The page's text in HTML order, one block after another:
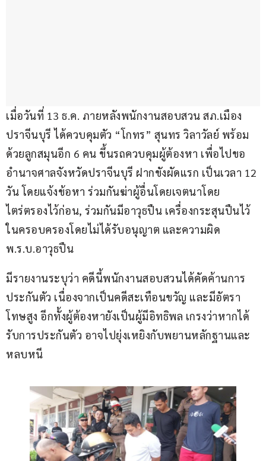
เมื่อวันที่ 13 ธ.ค. ภายหลังพนักงานสอบสวน สภ.เมือง
ปราจีนบุรี ได้ควบคุมตัว “โกทร” สุนทร วิลาวัลย์ พร้อม
ด้วยลูกสมุนอีก 6 คน ขึ้นรถควบคุมผู้ต้องหา เพื่อไปขอ
อำนาจศาลจังหวัดปราจีนบุรี ฝากขังผัดแรก เป็นเวลา 12
วัน โดยแจ้งข้อหา ร่วมกันฆ่าผู้อื่นโดยเจตนาโดย
ไตร่ตรองไว้ก่อน, ร่วมกันมีอาวุธปืน เครื่องกระสุนปืนไว้
ในครอบครองโดยไม่ได้รับอนุญาต และความผิด
พ.ร.บ.อาวุธปืน
มีรายงานระบุว่า คดีนี้พนักงานสอบสวนได้คัดค้านการ
ประกันตัว เนื่องจากเป็นคดีสะเทือนขวัญ และมีอัตรา
โทษสูง อีกทั้งผู้ต้องหายังเป็นผู้มีอิทธิพล เกรงว่าหากได้
รับการประกันตัว อาจไปยุ่งเหยิงกับพยานหลักฐานและ
หลบหนี